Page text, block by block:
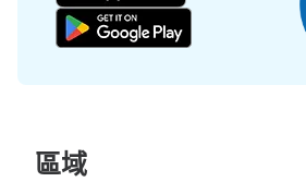
區域